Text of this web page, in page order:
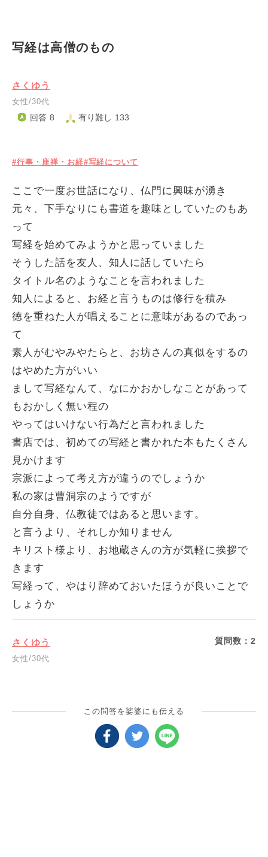
写経は高僧のもの
さくゆう
女性/30代
回答 8 有り難し 133
#行事・座禅・お経#写経について
ここで一度お世話になり、仏門に興味が湧き
元々、下手なりにも書道を趣味としていたのもあ
って
写経を始めてみようかと思っていました
そうした話を友人、知人に話していたら
タイトル名のようなことを言われました
知人によると、お経と言うものは修行を積み
徳を重ねた人が唱えることに意味があるのであっ
て
素人がむやみやたらと、お坊さんの真似をするの
はやめた方がいい
まして写経なんて、なにかおかしなことがあって
もおかしく無い程の
やってはいけない行為だと言われました
書店では、初めての写経と書かれた本もたくさん
見かけます
宗派によって考え方が違うのでしょうか
私の家は曹洞宗のようですが
自分自身、仏教徒ではあると思います。
と言うより、それしか知りません
キリスト様より、お地蔵さんの方が気軽に挨拶で
きます
写経って、やはり辞めておいたほうが良いことで
しょうか
さくゆう
女性/30代
質問数：2
この問答を娑婆にも伝える